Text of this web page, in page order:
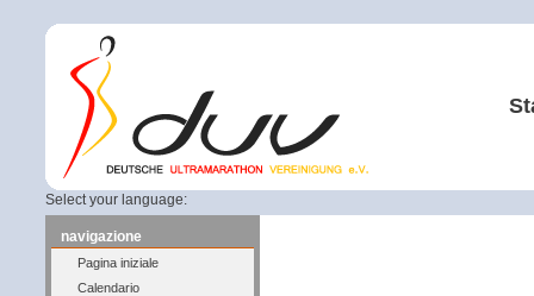
Select your language:
navigazione
Pagina iniziale
Calendario